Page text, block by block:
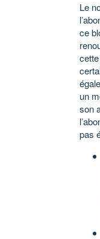
Le
ce
un
son
pas